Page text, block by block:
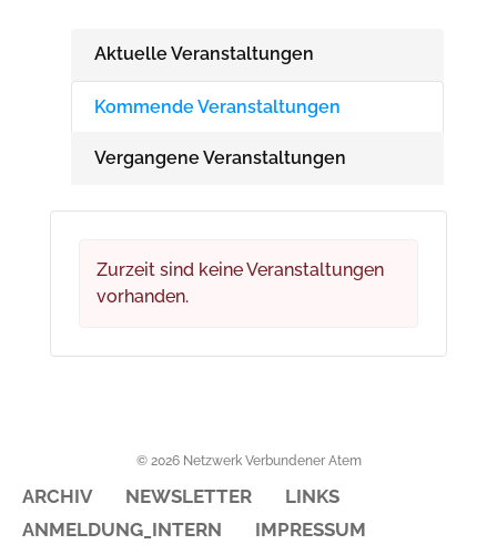
Aktuelle Veranstaltungen
Kommende Veranstaltungen
Vergangene Veranstaltungen
Zurzeit sind keine Veranstaltungen
vorhanden.
© 2026 Netzwerk Verbundener Atem
ARCHIV NEWSLETTER
LINKS
ANMELDUNG_INTERN
IMPRESSUM